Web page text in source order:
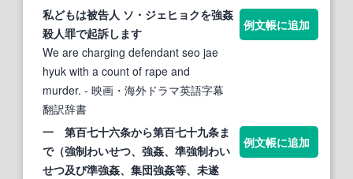
私どもは被告人 ソ・ジェヒョクを強姦
殺人罪で起訴します
We are charging defendant seo jae
hyuk with a count of rape and
murder. - 映画・海外ドラマ英語字幕
翻訳辞書
例文帳に追加
一 第百七十六条から第百七十九条ま
で（強制わいせつ、 強姦、準強制わい
せつ及び準強姦、集団強姦等、未遂
例文帳に追加